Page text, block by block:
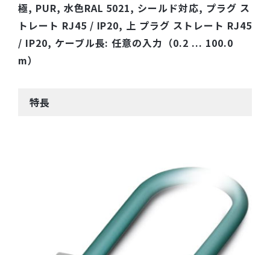
極, PUR, 水色RAL 5021, シールド対応, プラグ ス
トレート RJ45 / IP20, 上 プラグ ストレート RJ45
/ IP20, ケーブル長: 任意の入力（0.2 ... 100.0
m）
特長